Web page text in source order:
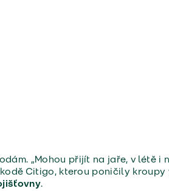
„Mohou přijít na jaře, v létě i
Citigo, kterou poničily kroupy
.